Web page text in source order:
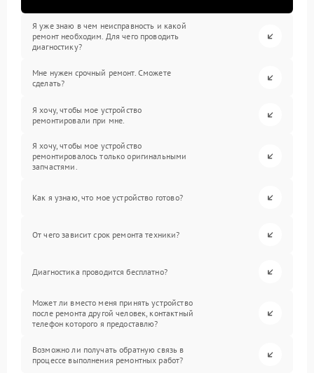
Я уже знаю в чем неисправность и какой
ремонт необходим. Для чего проводить
диагностику?
Мне нужен срочный ремонт. Сможете
сделать?
Я хочу, чтобы мое устройство
ремонтировали при мне.
Я хочу, чтобы мое устройство
ремонтировалось только оригинальными
запчастями.
Как я узнаю, что мое устройство готово?
От чего зависит срок ремонта техники?
Диагностика проводится бесплатно?
Может ли вместо меня принять устройство
после ремонта другой человек, контактный
телефон которого я предоставлю?
Возможно ли получать обратную связь в
процессе выполнения ремонтных работ?